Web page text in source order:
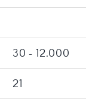
30 - 12.000
21